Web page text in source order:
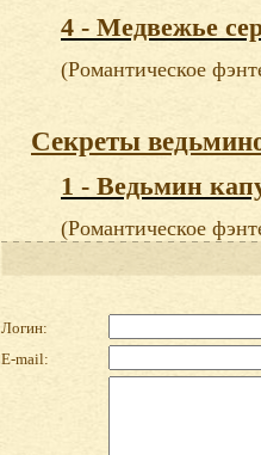
4 - Медвежье
(Романтическое
Секреты
1 - Ведьмин
(Романтическое
Логин:
E-mail: